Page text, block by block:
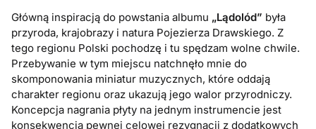
Główną inspiracją do powstania albumu „Lądolód” była
przyroda, krajobrazy i natura Pojezierza Drawskiego. Z
tego regionu Polski pochodzę i tu spędzam wolne chwile.
Przebywanie w tym miejscu natchnęło mnie do
skomponowania miniatur muzycznych, które oddają
charakter regionu oraz ukazują jego walor przyrodniczy.
Koncepcja nagrania płyty na jednym instrumencie jest
konsekwencją pewnej celowej rezygnacji z dodatkowych